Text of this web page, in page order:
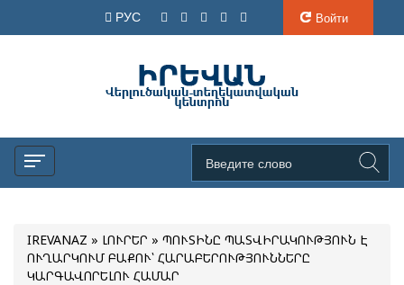
РУС Войти
IREVANAZ » ԼՈՒՐԵՐ » ՊՈՒՏԻՆԸ ՊԱՏՎԻՐԱԿՈՒԹՅՈՒՆ Է
ՈՒՂԱՐԿՈՒՄ ԲԱՔՈՒ՝ ՀԱՐԱԲԵՐՈՒԹՅՈՒՆՆԵՐԸ
ԿԱՐԳԱՎՈՐԵԼՈՒ ՀԱՄԱՐ